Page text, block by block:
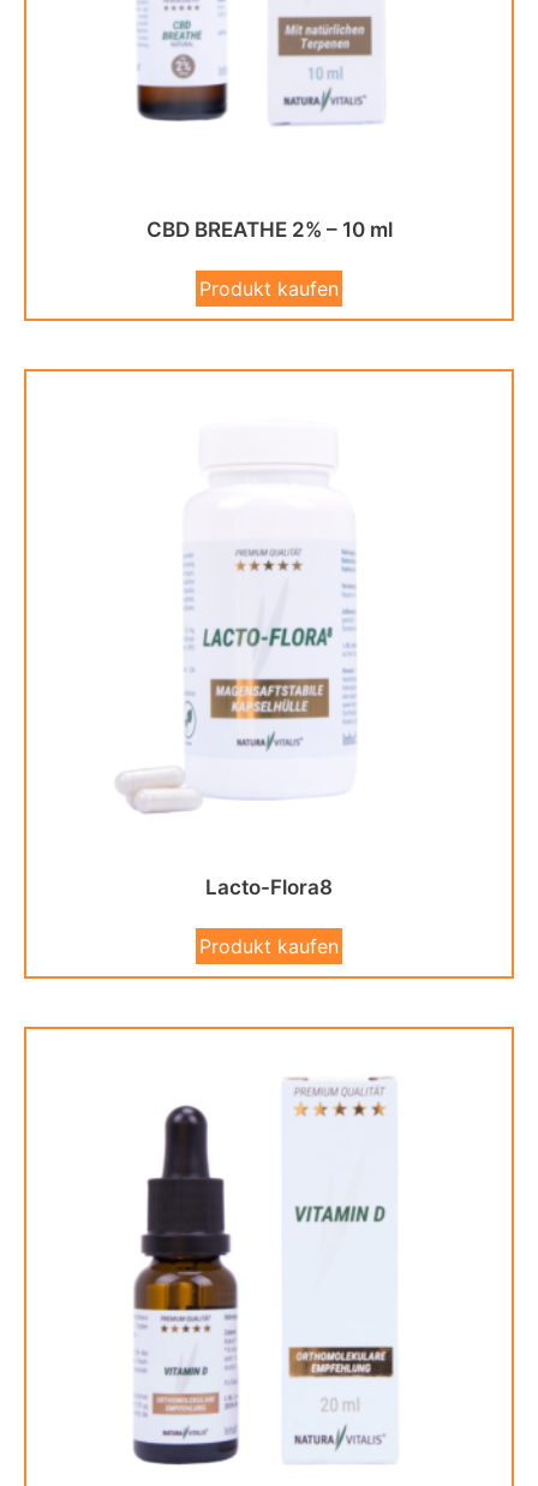
CBD BREATHE 2% – 10 ml
Produkt kaufen
Lacto-Flora8
Produkt kaufen